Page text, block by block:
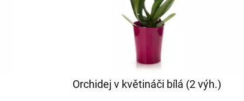
Orchidej v květináči bílá (2 výh.)